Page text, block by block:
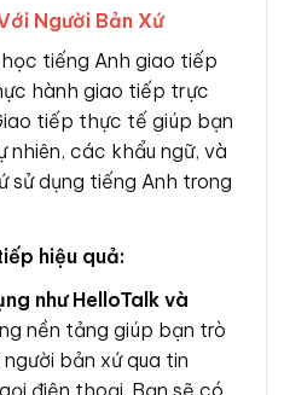
Người Bản Xứ
tiếng Anh giao tiếp
hành giao tiếp trực
tiếp thực tế giúp bạn
nhiên, các khẩu ngữ, và
sử dụng tiếng Anh trong
hiệu quả:
như HelloTalk và
nền tảng giúp bạn trò
bản xứ qua tin
điện thoại. Bạn sẽ có